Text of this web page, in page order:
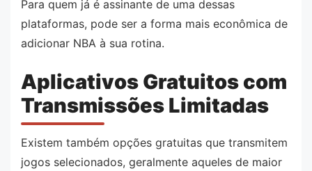
Para quem já é assinante de uma dessas
plataformas, pode ser a forma mais econômica de
adicionar NBA à sua rotina.
Aplicativos Gratuitos com
Transmissões Limitadas
Existem também opções gratuitas que transmitem
jogos selecionados, geralmente aqueles de maior